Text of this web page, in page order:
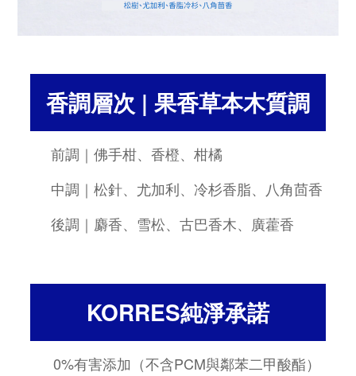
香調層次 | 果香草本木質調
前調｜佛手柑、香橙、柑橘
中調｜松針、尤加利、冷杉香脂、八角茴香
後調｜麝香、雪松、古巴香木、廣藿香
KORRES純淨承諾
0%有害添加（不含PCM與鄰苯二甲酸酯）